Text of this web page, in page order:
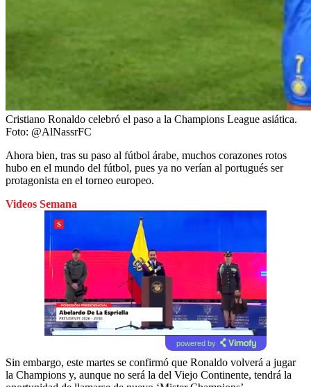
Cristiano Ronaldo celebró el paso a la Champions League asiática.
Foto: @AlNassrFC
Ahora bien, tras su paso al fútbol árabe, muchos corazones rotos
hubo en el mundo del fútbol, pues ya no verían al portugués ser
protagonista en el torneo europeo.
Videos Semana
powered by
Sin embargo, este martes se confirmó que Ronaldo volverá a jugar
la Champions y, aunque no será la del Viejo Continente, tendrá la